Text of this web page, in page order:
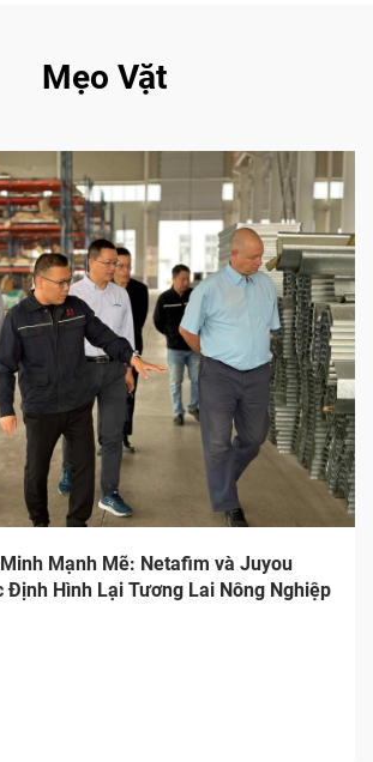
Mẹo Vặt
Mạnh Mẽ: Netafim và Juyou
Định Hình Lại Tương Lai Nông Nghiệp